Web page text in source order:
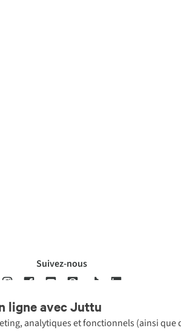
ligne avec Juttu
analytiques et fonctionnels (ainsi
Suivez-nous
de confidentialté Conditions générales